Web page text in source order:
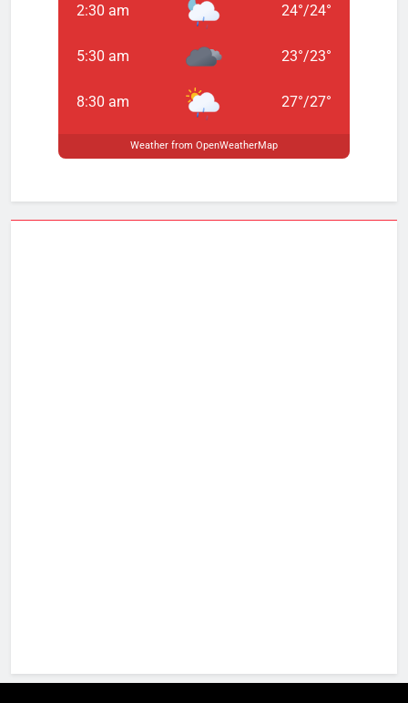
2:30 am 24°/24°
5:30 am 23°/23°
8:30 am 27°/27°
Weather from OpenWeatherMap